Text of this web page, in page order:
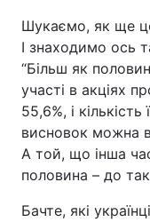
Шукаємо, як ще
І знаходимо ось
“Більш як
участі в акціях
55,6%, і
висновок можна
А той, що інша
половина – до
Бачте, які